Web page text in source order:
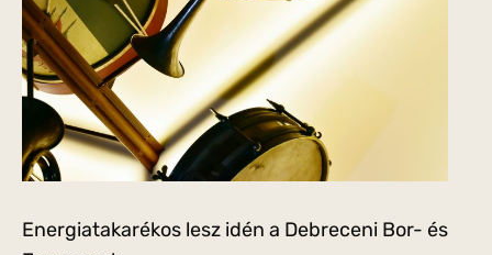
Energiatakarékos lesz idén a Debreceni Bor- és